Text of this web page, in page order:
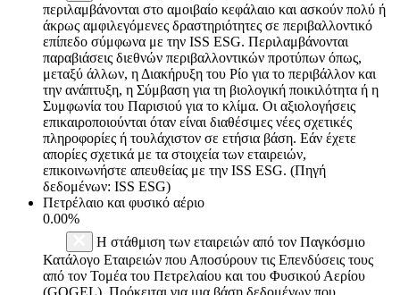
περιλαμβάνονται στο αμοιβαίο κεφάλαιο και ασκούν πολύ ή
άκρως αμφιλεγόμενες δραστηριότητες σε περιβαλλοντικό
επίπεδο σύμφωνα με την ISS ESG. Περιλαμβάνονται
παραβιάσεις διεθνών περιβαλλοντικών προτύπων όπως,
μεταξύ άλλων, η Διακήρυξη του Ρίο για το περιβάλλον και
την ανάπτυξη, η Σύμβαση για τη βιολογική ποικιλότητα ή η
Συμφωνία του Παρισιού για το κλίμα. Οι αξιολογήσεις
επικαιροποιούνται όταν είναι διαθέσιμες νέες σχετικές
πληροφορίες ή τουλάχιστον σε ετήσια βάση. Εάν έχετε
απορίες σχετικά με τα στοιχεία των εταιρειών,
επικοινωνήστε απευθείας με την ISS ESG. (Πηγή
δεδομένων: ISS ESG)
Πετρέλαιο και φυσικό αέριο
0.00%
Η στάθμιση των εταιρειών από τον Παγκόσμιο
Κατάλογο Εταιρειών που Αποσύρουν τις Επενδύσεις τους
από τον Τομέα του Πετρελαίου και του Φυσικού Αερίου
(GOGEL). Πρόκειται για μια βάση δεδομένων που